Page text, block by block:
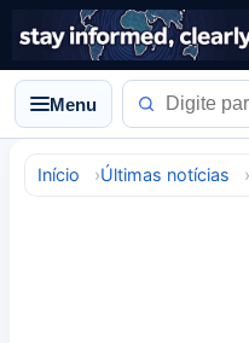
Menu
Início Últimas notícias